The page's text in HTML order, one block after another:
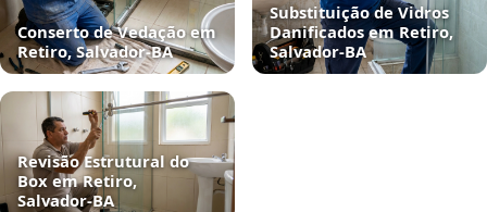
Conserto de Vedação em
Retiro, Salvador‑BA
Substituição de Vidros
Danificados em Retiro,
Salvador‑BA
Revisão Estrutural do
Box em Retiro,
Salvador‑BA